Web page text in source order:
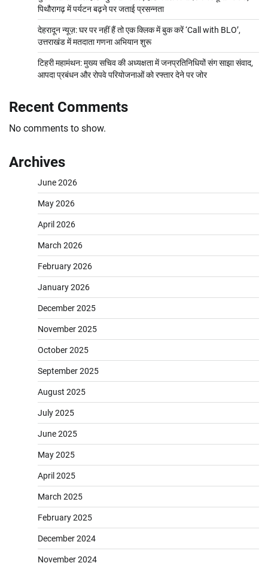
पिथौरागढ़ में पर्यटन बढ़ने पर जताई प्रसन्नता
देहरादून न्यूज़: घर पर नहीं हैं तो एक क्लिक में बुक करें ‘Call with BLO’,
उत्तराखंड में मतदाता गणना अभियान शुरू
टिहरी महामंथन: मुख्य सचिव की अध्यक्षता में जनप्रतिनिधियों संग साझा संवाद,
आपदा प्रबंधन और रोपवे परियोजनाओं को रफ्तार देने पर जोर
Recent Comments
No comments to show.
Archives
June 2026
May 2026
April 2026
March 2026
February 2026
January 2026
December 2025
November 2025
October 2025
September 2025
August 2025
July 2025
June 2025
May 2025
April 2025
March 2025
February 2025
December 2024
November 2024